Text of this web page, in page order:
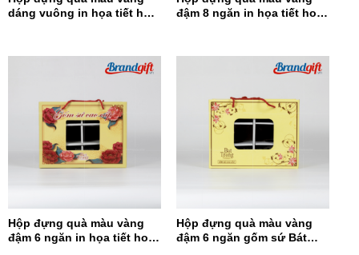
dáng vuông in họa tiết hoa
đậm 8 ngăn in họa tiết hoa
Hộp đựng quà màu vàng
đậm 6 ngăn in họa tiết hoa
Hộp đựng quà màu vàng
đậm 6 ngăn gốm sứ Bát